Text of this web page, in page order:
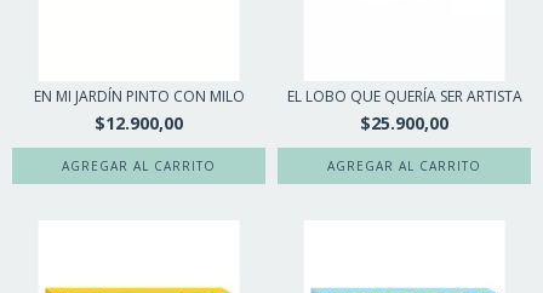
EN MI JARDÍN PINTO CON MILO
$12.900,00
EL LOBO QUE QUERÍA SER ARTISTA
$25.900,00